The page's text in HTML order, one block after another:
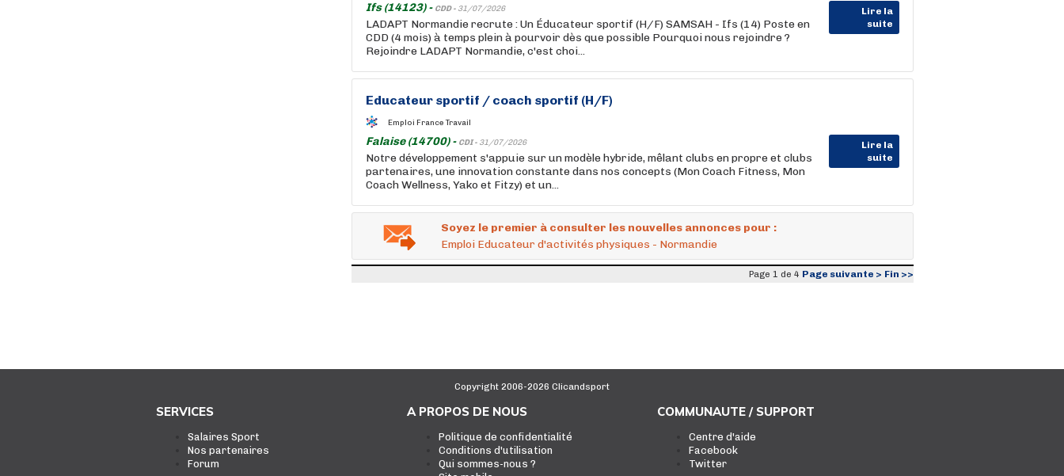
Ifs (14123) - CDD - 31/07/2026
Lire la
suite
LADAPT Normandie recrute : Un Éducateur sportif (H/F) SAMSAH - Ifs (14) Poste en
CDD (4 mois) à temps plein à pourvoir dès que possible Pourquoi nous rejoindre ?
Rejoindre LADAPT Normandie, c'est choi...
Educateur sportif / coach sportif (H/F)
Emploi France Travail
Falaise (14700) - CDI - 31/07/2026
Lire la
suite
Notre développement s'appuie sur un modèle hybride, mêlant clubs en propre et clubs
partenaires, une innovation constante dans nos concepts (Mon Coach Fitness, Mon
Coach Wellness, Yako et Fitzy) et un...
Soyez le premier à consulter les nouvelles annonces pour :
Emploi Educateur d'activités physiques - Normandie
Page 1 de 4 Page suivante > Fin >>
Copyright 2006-2026 Clicandsport
SERVICES
Salaires Sport
Nos partenaires
Forum
A PROPOS DE NOUS
Politique de confidentialité
Conditions d'utilisation
Qui sommes-nous ?
COMMUNAUTE / SUPPORT
Centre d'aide
Facebook
Twitter